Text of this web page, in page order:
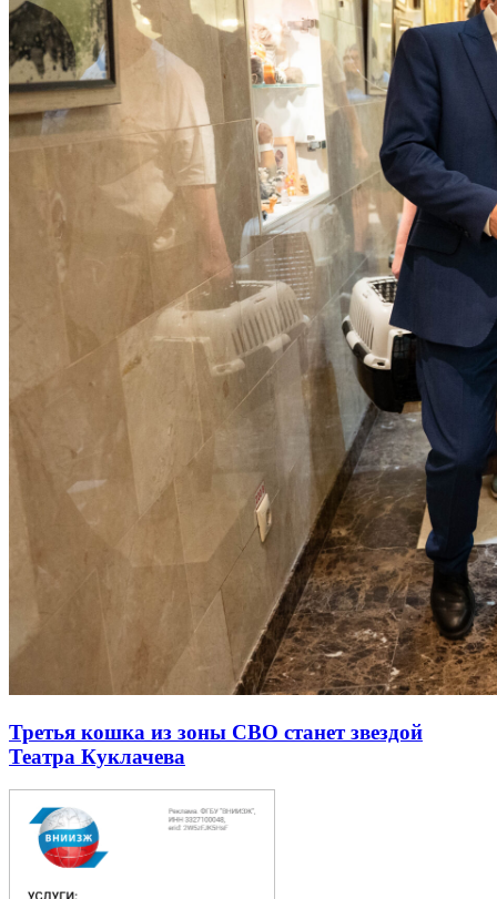
Третья кошка из зоны СВО станет звездой
Театра Куклачева